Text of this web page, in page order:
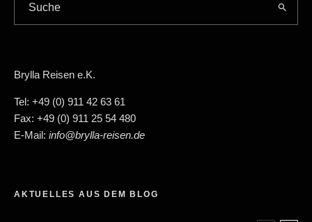
Brylla Reisen e.K.
Tel: +49 (0) 911 42 63 61
Fax: +49 (0) 911 25 54 480
E-Mail: info@brylla-reisen.de
AKTUELLES AUS DEM BLOG